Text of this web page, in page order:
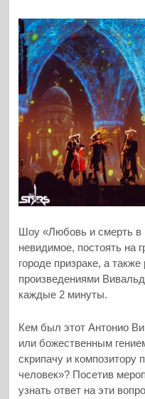
Шоу «Любовь и смерть в
невидимое, постоять на
городе призраке, а
произведениями
каждые 2 минуты.
Кем был этот Антонио
или божественным
скрипачу и композитору
человек»? Посетив
узнать ответ на эти